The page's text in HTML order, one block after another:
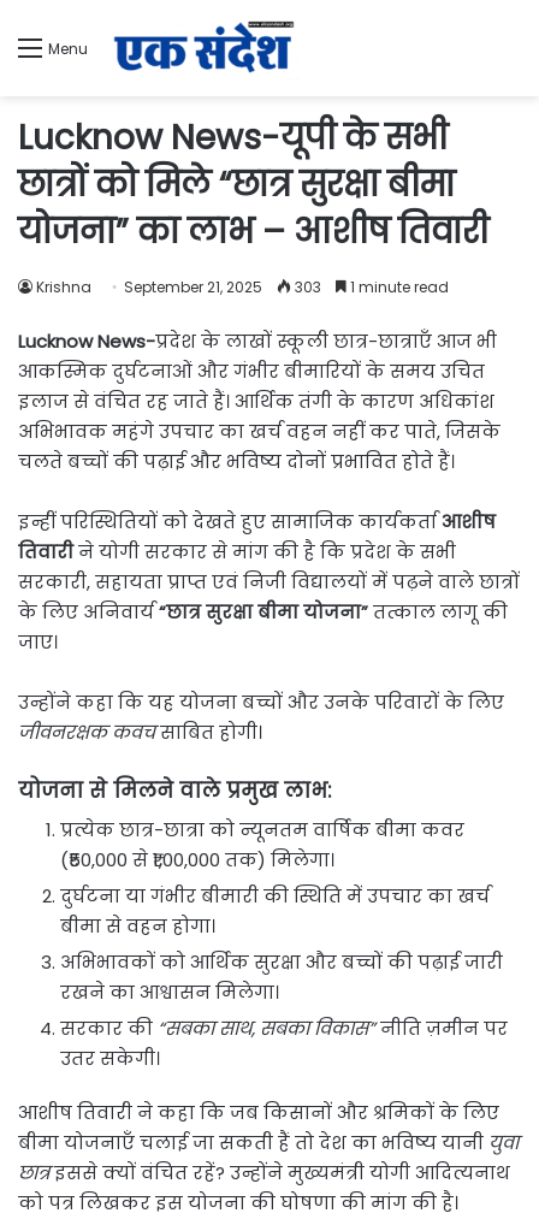
Menu
Lucknow News-यूपी के सभी
छात्रों को मिले “छात्र सुरक्षा बीमा
योजना” का लाभ – आशीष तिवारी
Krishna September 21, 2025 303 1 minute read
Lucknow News-प्रदेश के लाखों स्कूली छात्र-छात्राएँ आज भी
आकस्मिक दुर्घटनाओं और गंभीर बीमारियों के समय उचित
इलाज से वंचित रह जाते हैं। आर्थिक तंगी के कारण अधिकांश
अभिभावक महंगे उपचार का खर्च वहन नहीं कर पाते, जिसके
चलते बच्चों की पढ़ाई और भविष्य दोनों प्रभावित होते हैं।
इन्हीं परिस्थितियों को देखते हुए सामाजिक कार्यकर्ताआशीष
तिवारीने योगी सरकार से मांग की है कि प्रदेश के सभी
सरकारी, सहायता प्राप्त एवं निजी विद्यालयों में पढ़ने वाले छात्रों
के लिए अनिवार्य“छात्र सुरक्षा बीमा योजना”तत्काल लागू की
जाए।
उन्होंने कहा कि यह योजना बच्चों और उनके परिवारों के लिए
जीवनरक्षक कवचसाबित होगी।
योजना से मिलने वाले प्रमुख लाभ:
प्रत्येक छात्र-छात्रा को न्यूनतम वार्षिक बीमा कवर
(₹50,000 से ₹1,00,000 तक) मिलेगा।
दुर्घटना या गंभीर बीमारी की स्थिति में उपचार का खर्च
बीमा से वहन होगा।
अभिभावकों को आर्थिक सुरक्षा और बच्चों की पढ़ाई जारी
रखने का आश्वासन मिलेगा।
सरकार की “सबका साथ, सबका विकास”नीति ज़मीन पर
उतर सकेगी।
आशीष तिवारी ने कहा कि जब किसानों और श्रमिकों के लिए
बीमा योजनाएँ चलाई जा सकती हैं तो देश का भविष्य यानी युवा
छात्रइससे क्यों वंचित रहें? उन्होंने मुख्यमंत्री योगी आदित्यनाथ
को पत्र लिखकर इस योजना की घोषणा की मांग की है।